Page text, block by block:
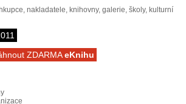
nakladatele, knihovny, galerie, školy, kulturní
ZDARMAeKnihu